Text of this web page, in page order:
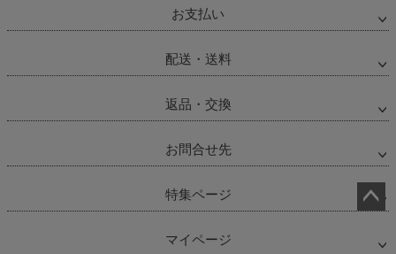
お支払い
配送・送料
返品・交換
お問合せ先
特集ページ
マイページ